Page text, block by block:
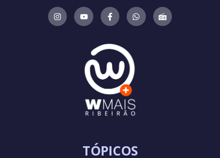
TÓPICOS